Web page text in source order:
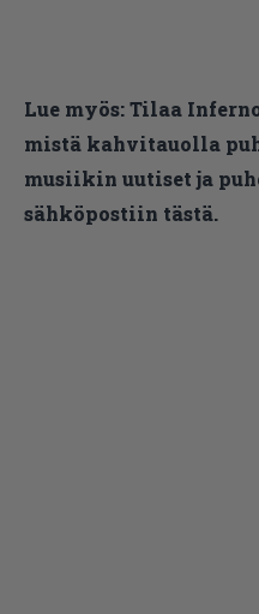
Lue myös:Tilaa
mistä kahvitauolla
musiikin uutiset ja
sähköpostiin tästä.